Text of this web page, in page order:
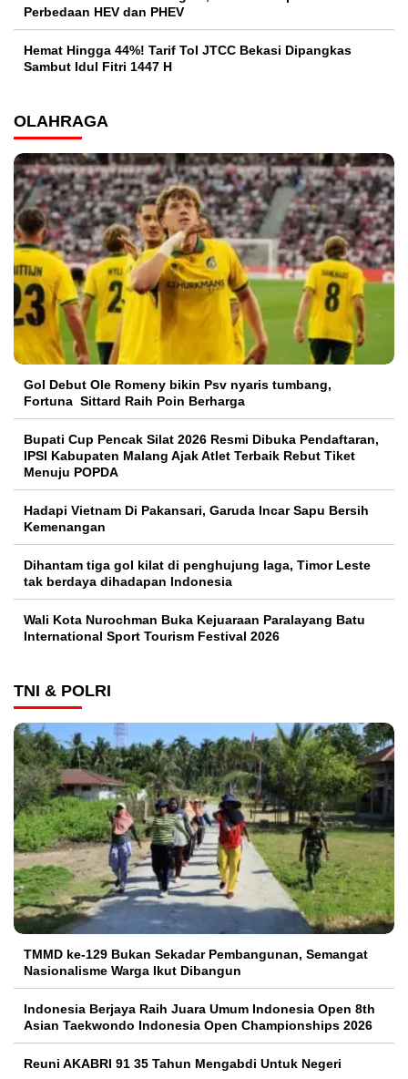
Perbedaan HEV dan PHEV
Hemat Hingga 44%! Tarif Tol JTCC Bekasi Dipangkas
Sambut Idul Fitri 1447 H
OLAHRAGA
Gol Debut Ole Romeny bikin Psv nyaris tumbang,
Fortuna Sittard Raih Poin Berharga
Bupati Cup Pencak Silat 2026 Resmi Dibuka Pendaftaran,
IPSI Kabupaten Malang Ajak Atlet Terbaik Rebut Tiket
Menuju POPDA
Hadapi Vietnam Di Pakansari, Garuda Incar Sapu Bersih
Kemenangan
Dihantam tiga gol kilat di penghujung laga, Timor Leste
tak berdaya dihadapan Indonesia
Wali Kota Nurochman Buka Kejuaraan Paralayang Batu
International Sport Tourism Festival 2026
TNI & POLRI
TMMD ke-129 Bukan Sekadar Pembangunan, Semangat
Nasionalisme Warga Ikut Dibangun
Indonesia Berjaya Raih Juara Umum Indonesia Open 8th
Asian Taekwondo Indonesia Open Championships 2026
Reuni AKABRI 91 35 Tahun Mengabdi Untuk Negeri